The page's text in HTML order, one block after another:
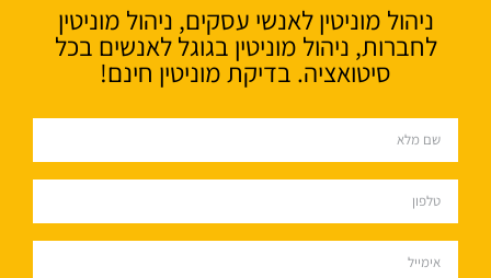
ניהול מוניטין לאנשי עסקים, ניהול מוניטין
לחברות, ניהול מוניטין בגוגל לאנשים בכל
סיטואציה. בדיקת מוניטין חינם!